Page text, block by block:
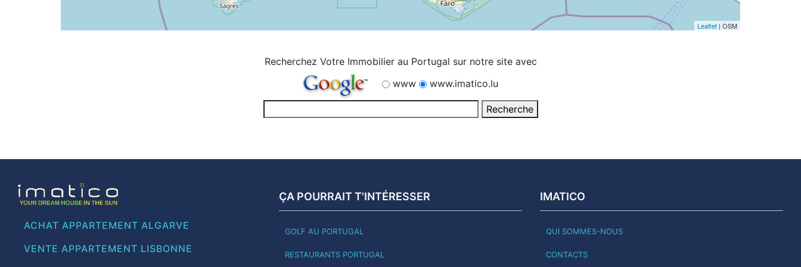
Leaflet | OSM
Recherchez Votre Immobilier au Portugal sur notre site avec
www
www.imatico.lu
ACHAT APPARTEMENT ALGARVE
VENTE APPARTEMENT LISBONNE
ÇA POURRAIT T'INTÉRESSER
GOLF AU PORTUGAL
RESTAURANTS PORTUGAL
IMATICO
QUI SOMMES-NOUS
CONTACTS